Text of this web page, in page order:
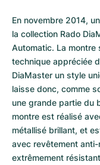
En novembre 2014,
la collection Rado
Automatic. La montre
technique appréciée
DiaMaster un style
laisse donc, comme
une grande partie du
montre est réalisé
métallisé brillant, et
avec revêtement
extrêmement